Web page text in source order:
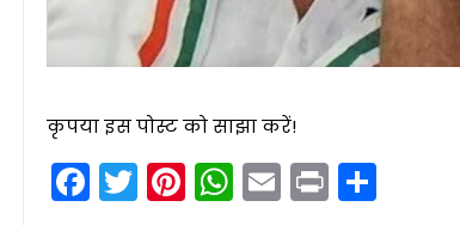
कृपया इस पोस्ट को साझा करें!
Facebook
Twitter
Pinterest
WhatsApp
Email
Print